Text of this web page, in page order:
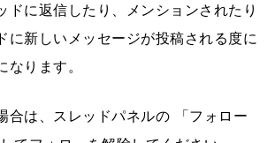
ドに返信したり、メンションされたり
に新しいメッセージが投稿される度に
ります。
合は、スレッドパネルの 「フォロー